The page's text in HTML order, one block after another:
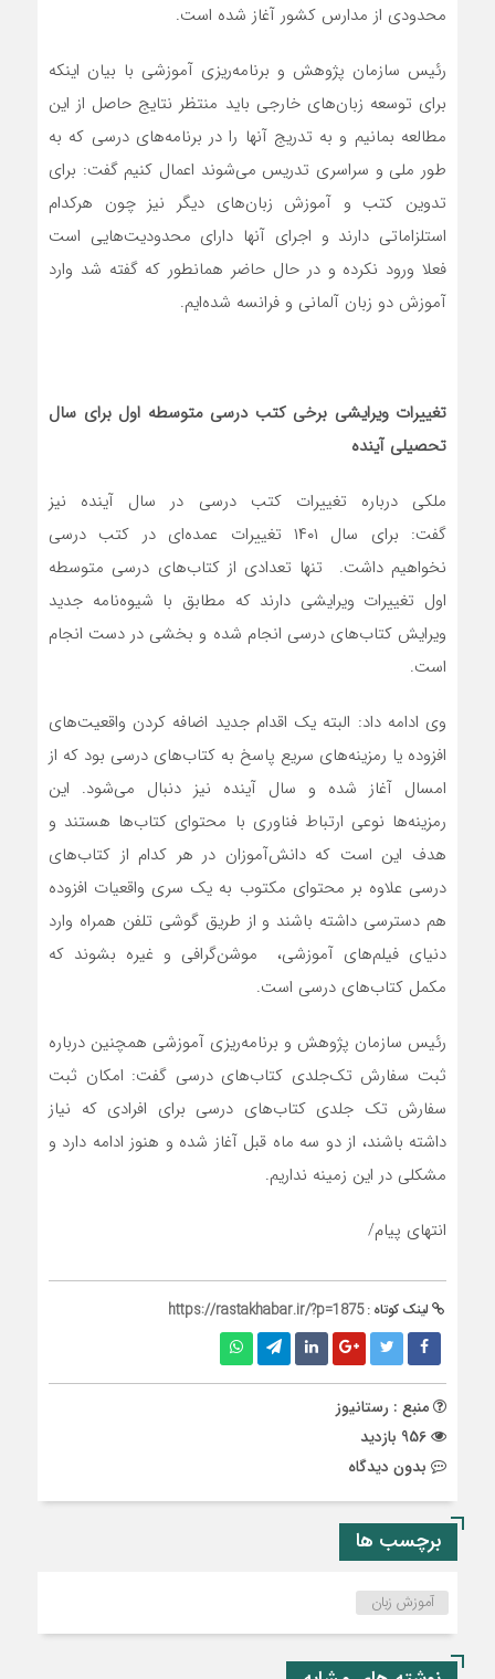
محدودی از مدارس کشور آغاز شده است.
رئیس سازمان پژوهش و برنامه‌ریزی آموزشی با بیان اینکه
برای توسعه زبان‌های خارجی باید منتظر نتایج حاصل از این
مطالعه بمانیم و به تدریج آنها را در برنامه‌های درسی که به
طور ملی و سراسری تدریس می‌شوند اعمال کنیم گفت: برای
تدوین کتب و آموزش زبان‌های دیگر نیز چون هرکدام
استلزاماتی دارند و اجرای آنها دارای محدودیت‌هایی است
فعلا ورود نکرده و در حال حاضر همانطور که گفته شد وارد
آموزش دو زبان آلمانی و فرانسه شده‌ایم.
تغییرات ویرایشی برخی کتب درسی متوسطه اول برای سال
تحصیلی آینده
ملکی درباره تغییرات کتب درسی در سال آینده نیز
گفت: برای سال ۱۴۰۱ تغییرات عمده‌ای در کتب درسی
نخواهیم داشت. تنها تعدادی از کتاب‌های درسی متوسطه
اول تغییرات ویرایشی دارند که مطابق با شیوه‌نامه جدید
ویرایش کتاب‌های درسی انجام شده و بخشی در دست انجام
است.
وی ادامه داد: البته یک اقدام جدید اضافه کردن واقعیت‌های
افزوده یا رمزینه‌های سریع پاسخ به کتاب‌های درسی بود که از
امسال آغاز شده و سال آینده نیز دنبال می‌شود. این
رمزینه‌ها نوعی ارتباط فناوری با محتوای کتاب‌ها هستند و
هدف این است که دانش‌آموزان در هر کدام از کتاب‌های
درسی علاوه بر محتوای مکتوب به یک سری واقعیات افزوده
هم دسترسی داشته باشند و از طریق گوشی تلفن همراه وارد
دنیای فیلم‌های آموزشی، موشن‌گرافی و غیره بشوند که
مکمل کتاب‌های درسی است.
رئیس سازمان پژوهش و برنامه‌ریزی آموزشی همچنین درباره
ثبت سفارش تک‌جلدی کتاب‌های درسی گفت: امکان ثبت
سفارش تک جلدی کتاب‌های درسی برای افرادی که نیاز
داشته باشند، از دو سه ماه قبل آغاز شده و هنوز ادامه دارد و
مشکلی در این زمینه نداریم.
انتهای پیام/
لینک کوتاه :https://rastakhabar.ir/?p=1875
منبع : رستانیوز
بدون دیدگاه
برچسب ها
آموزش زبان